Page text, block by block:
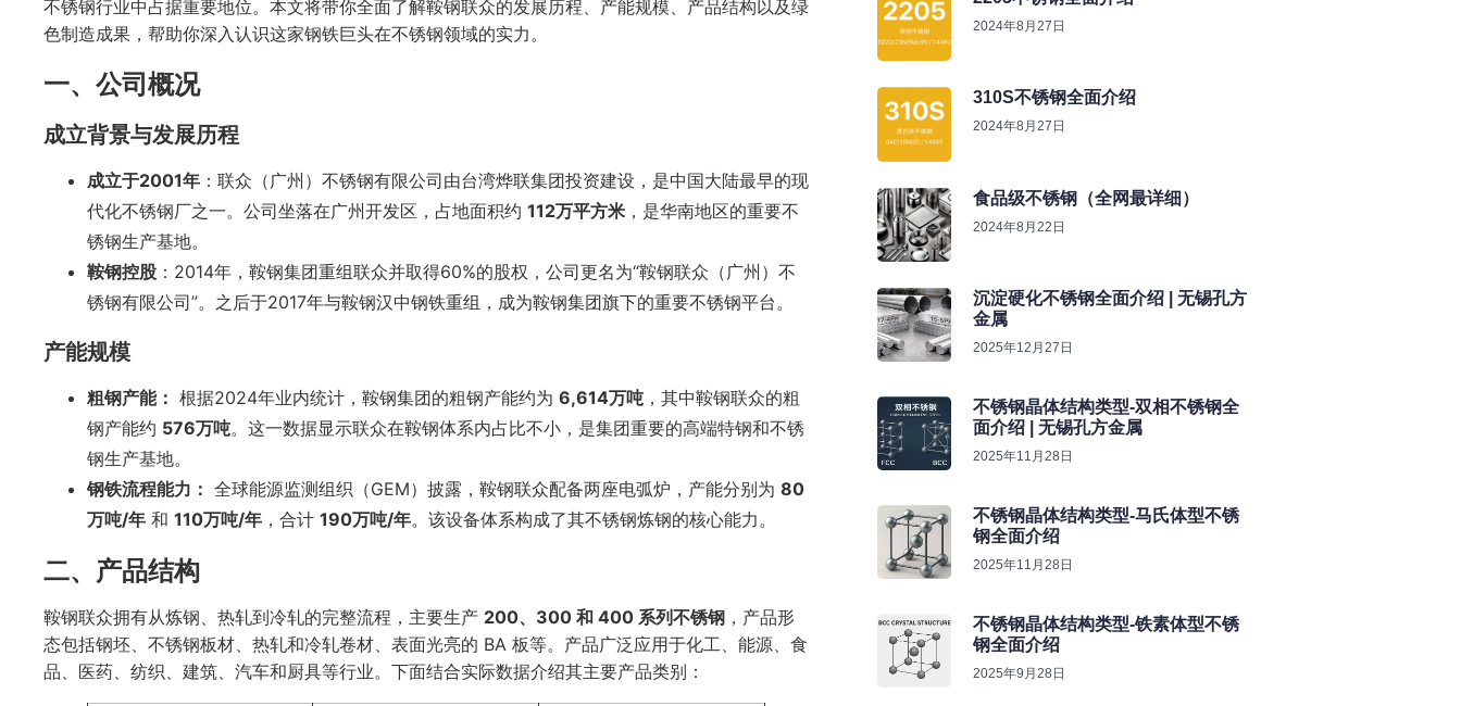
不锈钢行业中占据重要地位。本文将带你全面了解鞍钢联众的发展历程、产能规模、产品结构以及绿
色制造成果，帮助你深入认识这家钢铁巨头在不锈钢领域的实力。
一、公司概况
成立背景与发展历程
成立于2001年 ：联众（广州）不锈钢有限公司由台湾烨联集团投资建设，是中国大陆最早的现
代化不锈钢厂之一。公司坐落在广州开发区，占地面积约 112万平方米 ，是华南地区的重要不
锈钢生产基地。
鞍钢控股 ：2014年，鞍钢集团重组联众并取得60%的股权，公司更名为“鞍钢联众（广州）不
锈钢有限公司”。之后于2017年与鞍钢汉中钢铁重组，成为鞍钢集团旗下的重要不锈钢平台。
产能规模
粗钢产能： 根据2024年业内统计，鞍钢集团的粗钢产能约为 6,614万吨 ，其中鞍钢联众的粗
钢产能约 576万吨。这一数据显示联众在鞍钢体系内占比不小，是集团重要的高端特钢和不锈
钢生产基地。
钢铁流程能力： 全球能源监测组织（GEM）披露，鞍钢联众配备两座电弧炉，产能分别为 80
万吨/年 和 110万吨/年 ，合计 190万吨/年。该设备体系构成了其不锈钢炼钢的核心能力。
二、产品结构
鞍钢联众拥有从炼钢、热轧到冷轧的完整流程，主要生产 200、300 和 400 系列不锈钢 ，产品形
态包括钢坯、不锈钢板材、热轧和冷轧卷材、表面光亮的 BA 板等。产品广泛应用于化工、能源、食
品、医药、纺织、建筑、汽车和厨具等行业。下面结合实际数据介绍其主要产品类别：
2024年8月27日
310S不锈钢全面介绍
2024年8月27日
食品级不锈钢（全网最详细）
2024年8月22日
沉淀硬化不锈钢全面介绍 | 无锡孔方
金属
2025年12月27日
不锈钢晶体结构类型-双相不锈钢全
面介绍 | 无锡孔方金属
2025年11月28日
不锈钢晶体结构类型-马氏体型不锈
钢全面介绍
2025年11月28日
不锈钢晶体结构类型-铁素体型不锈
钢全面介绍
2025年9月28日